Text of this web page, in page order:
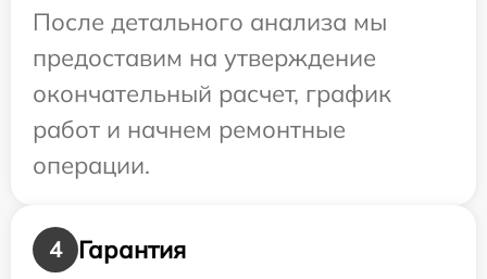
После детального анализа мы
предоставим на утверждение
окончательный расчет, график
работ и начнем ремонтные
операции.
4
Гарантия